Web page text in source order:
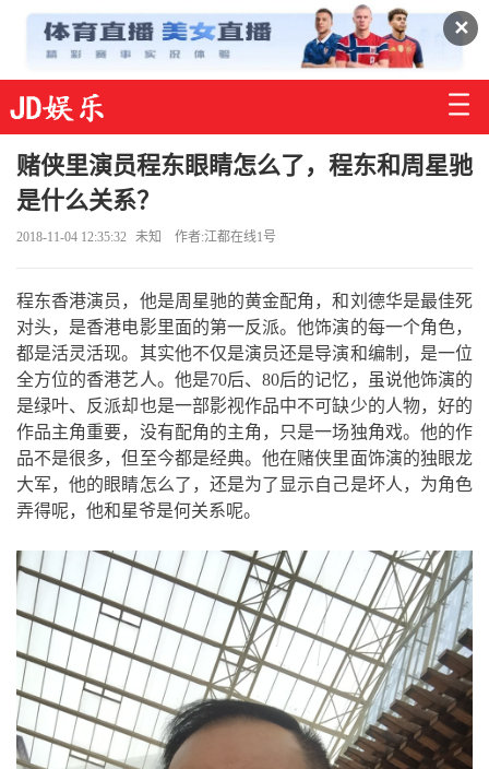
✕
赌侠里演员程东眼睛怎么了，程东和周星驰
是什么关系？
2018-11-04 12:35:32 未知 作者:江都在线1号
程东香港演员，他是周星驰的黄金配角，和刘德华是最佳死
对头，是香港电影里面的第一反派。他饰演的每一个角色，
都是活灵活现。其实他不仅是演员还是导演和编制，是一位
全方位的香港艺人。他是70后、80后的记忆，虽说他饰演的
是绿叶、反派却也是一部影视作品中不可缺少的人物，好的
作品主角重要，没有配角的主角，只是一场独角戏。他的作
品不是很多，但至今都是经典。他在赌侠里面饰演的独眼龙
大军，他的眼睛怎么了，还是为了显示自己是坏人，为角色
弄得呢，他和星爷是何关系呢。